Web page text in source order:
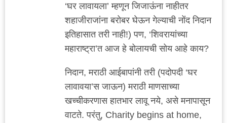
‘घर लावायला’ म्हणून जिजाऊंना नाहीतर
शहाजीराजांना बरोबर घेऊन गेल्याची नोंद निदान
इतिहासात तरी नाही!) पण, ‘शिवरायांच्या
महाराष्ट्रा’त आज हे बोलायची सोय आहे काय?
निदान, मराठी आईबापांनी तरी (पदोपदी ‘घर
लावावया’स जाऊन) मराठी माणसाच्या
खच्चीकरणास हातभार लावू नये, असे मनापासून
वाटते. परंतु, Charity begins at home,